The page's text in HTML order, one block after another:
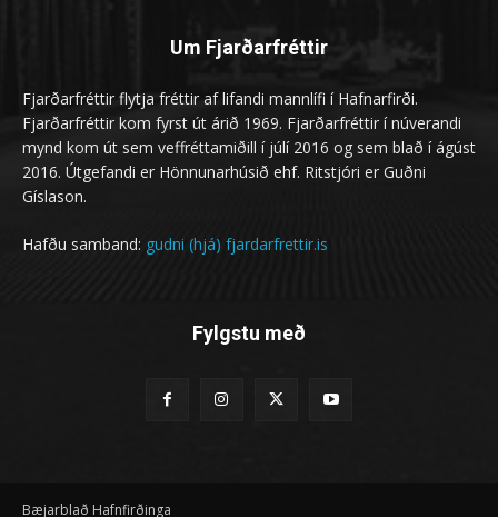
Um Fjarðarfréttir
Fjarðarfréttir flytja fréttir af lifandi mannlífi í Hafnarfirði.
Fjarðarfréttir kom fyrst út árið 1969. Fjarðarfréttir í núverandi
mynd kom út sem veffréttamiðill í júlí 2016 og sem blað í ágúst
2016. Útgefandi er Hönnunarhúsið ehf. Ritstjóri er Guðni
Gíslason.
Hafðu samband: gudni (hjá) fjardarfrettir.is
Fylgstu með
Bæjarblað Hafnfirðinga